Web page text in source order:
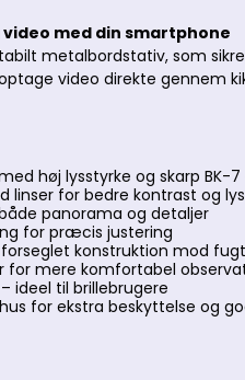
med din smartphone
metalbordstativ, som
video direkte gennem
høj lysstyrke og skarp BK-
linser for bedre kontrast og
panorama og detaljer
for præcis justering
konstruktion mod
for mere komfortabel
ideel til brillebrugere
for ekstra beskyttelse og